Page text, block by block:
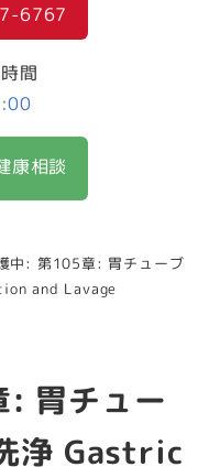
6767
間
康相談
中: 第105章: 胃チューブ
and Lavage
胃チュー
浄 Gastric